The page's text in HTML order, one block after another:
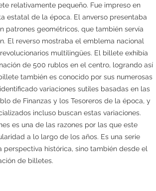
relativamente pequeño. Fue impreso en
estatal de la época. El anverso presentaba
patrones geométricos, que también servía
El reverso mostraba el emblema nacional
multilingües. El billete exhibía
de 500 rublos en el centro, logrando así
también es conocido por sus numerosas
variaciones sutiles basadas en las
de Finanzas y los Tesoreros de la época, y
incluso buscan estas variaciones.
es una de las razones por las que este
a lo largo de los años. Es una serie
perspectiva histórica, sino también desde el
de billetes.